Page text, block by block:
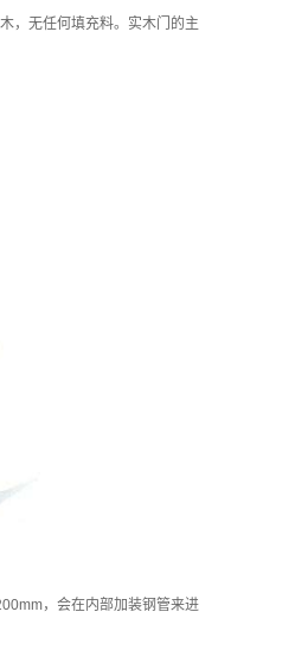
，无任何填充料。实木门的主
，会在内部加装钢管来进